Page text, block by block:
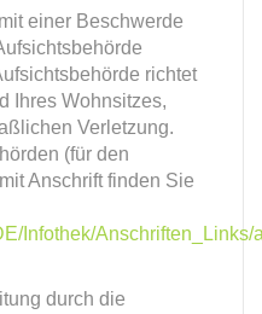
einer Beschwerde
richtet
Ihres Wohnsitzes,
Verletzung.
(für den
Anschrift finden Sie
Infothek/
durch die